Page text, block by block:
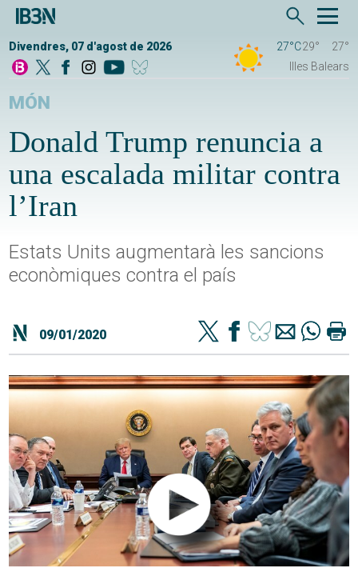
Divendres, 07 d'agost de 2026 27°C29°
27°
Illes Balears
MÓN
Donald Trump renuncia a
una escalada militar contra
l’Iran
Estats Units augmentarà les sancions
econòmiques contra el país
09/01/2020